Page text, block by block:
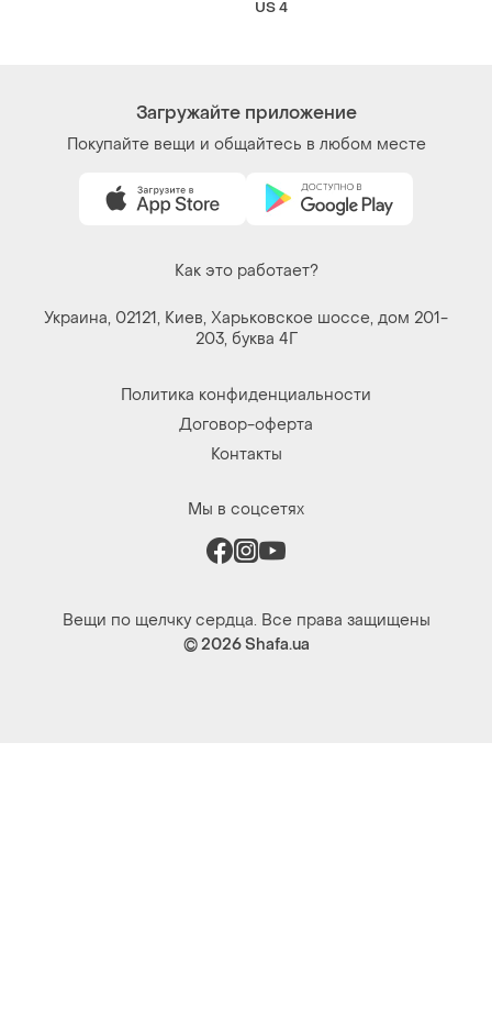
Покупайте вещи и общайтесь в любом месте
Как это работает?
Украина, 02121, Киев, Харьковское шоссе, дом 201-
203, буква 4Г
Политика конфиденциальности
Контакты
© 2026Shafa.ua